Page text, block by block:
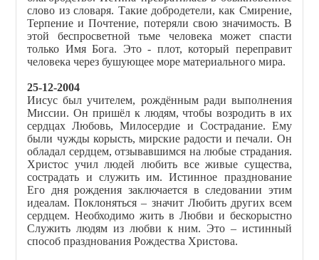
слово из словаря. Такие добродетели, как Смирение,
Терпение и Почтение, потеряли свою значимость. В
этой беспросветной тьме человека может спасти
только Имя Бога. Это - плот, который переправит
человека через бушующее море материального мира.
25-12-2004
Иисус был учителем, рождённым ради выполнения
Миссии. Он пришёл к людям, чтобы возродить в их
сердцах Любовь, Милосердие и Сострадание. Ему
были чужды корысть, мирские радости и печали. Он
обладал сердцем, отзывавшимся на любые страдания.
Христос учил людей любить все живые существа,
сострадать и служить им. Истинное празднование
Его дня рождения заключается в следовании этим
идеалам. Поклоняться – значит Любить других всем
сердцем. Необходимо жить в Любви и бескорыстно
Служить людям из любви к ним. Это – истинный
способ празднования Рождества Христова.